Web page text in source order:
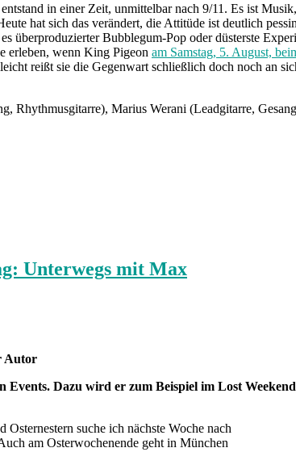
in einer Zeit, unmittelbar nach 9/11. Es ist
hat sich das verändert, die Attitüde ist deutlich
überproduzierter Bubblegum-Pop oder düsterste
erleben, wenn King Pigeon am Samstag, 5. August,
reißt sie die Gegenwart schließlich doch noch an
Rhythmusgitarre), Marius Werani (Leadgitarre,
Unterwegs mit Max
Autor
Events. Dazu wird er zum Beispiel im Lost
Osternestern suche ich nächste Woche nach
am Osterwochenende geht in München